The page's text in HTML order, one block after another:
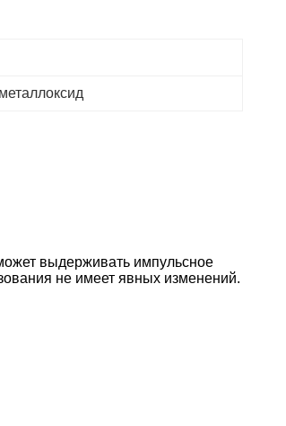
выдерживать импульсное
не имеет явных изменений.